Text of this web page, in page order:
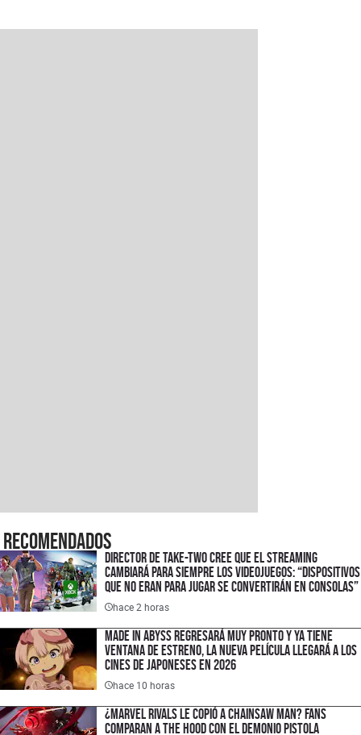
Recomendados
Director de Take-Two cree que el streaming
cambiará para siempre los videojuegos: “Dispositivos
que no eran para jugar se convertirán en consolas”
hace 2 horas
Made in Abyss regresará muy pronto y ya tiene
ventana de estreno, la nueva película llegará a los
cines de japoneses en 2026
hace 10 horas
¿Marvel Rivals le copió a Chainsaw Man? Fans
comparan a The Hood con el Demonio Pistola